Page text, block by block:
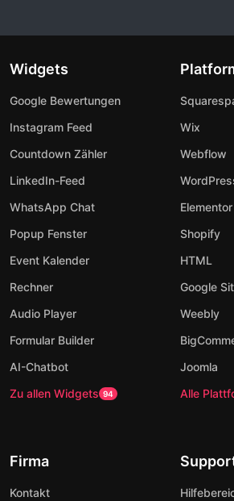
Widgets
Google Bewertungen
Instagram Feed
Countdown Zähler
LinkedIn-Feed
WhatsApp Chat
Popup Fenster
Event Kalender
Rechner
Audio Player
Formular Builder
AI-Chatbot
Zu allen Widgets 94
Wix
Webflow
Elementor
Shopify
HTML
Google
Weebly
Joomla
Alle
Firma
Kontakt